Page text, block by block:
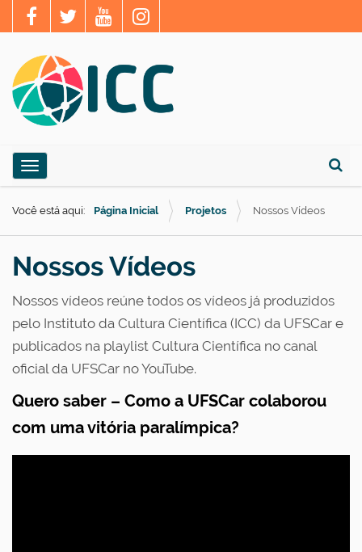
Busca
Toggle navigation
Você está aqui: Página Inicial Projetos Nossos Vídeos
Nossos Vídeos
Nossos vídeos reúne todos os vídeos já produzidos
pelo Instituto da Cultura Científica (ICC) da UFSCar e
publicados na playlist Cultura Científica no canal
oficial da UFSCar no YouTube.
Quero saber – Como a UFSCar colaborou
com uma vitória paralímpica?